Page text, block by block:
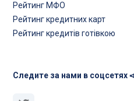
Рейтинг МФО
Рейтинг кредитних карт
Рейтинг кредитів готівкою
Следите за нами в соцсетях